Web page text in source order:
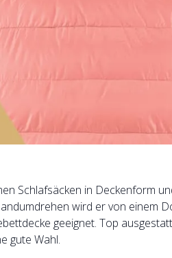
Schlafsäcken in Deckenform
wird er von einem
geeignet. Top
gute Wahl.